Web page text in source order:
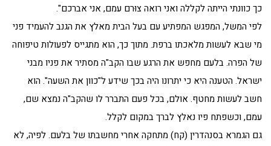
כך כוונתי הייתה לקללה ואני רואה צוּרם עמם, אני אברכם".
לפי המשל, המפגש המפתיע עם בעל הבית מאלץ את הגנב להעמיד פני
מי שבא לעשות מלאכתו ברפת. מתוך כך, הוא מתגייס לפעולות טיפוחה
של הפרה. בלעם מחפש את הרגע שבו הקב"ה מסתיר את פניו מבני
ישראל. הטענה היא כי יתרונו היה בכך שידע ל"כוון את השעה". הוא
חשב לעשות מחטף. אולם, בכל פעם התברר לו שהקב"ה נמצא שם,
עמם, וכשפתח פיו נאלץ לברך במקום לקלל.
גם הגמרא בסנהדרין (קח) מתחקה אחרי מחשבתו של בלעם. לפיה, לא